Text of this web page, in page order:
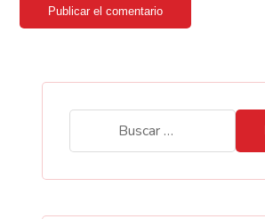
Publicar el comentario